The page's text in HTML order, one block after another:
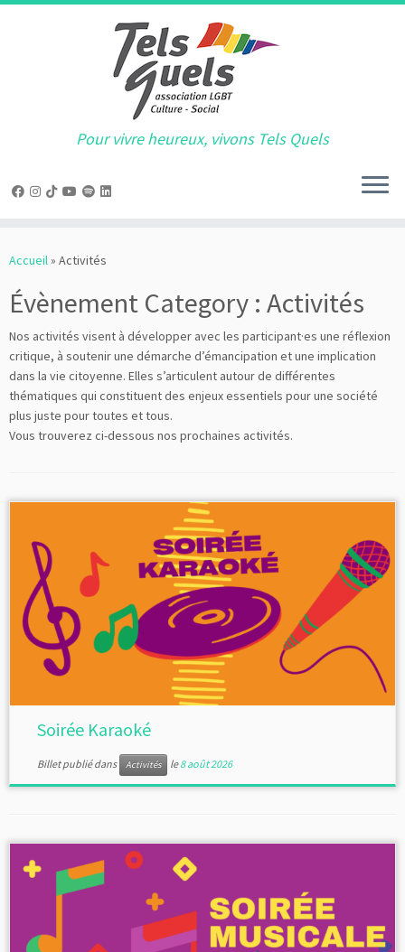
au
Pour vivre heureux, vivons Tels Quels
Accueil» Activités
Évènement Category : Activités
Nos activités visent à développer avec les participant·es une réflexion
critique, à soutenir une démarche d’émancipation et une implication
dans la vie citoyenne. Elles s’articulent autour de différentes
thématiques qui constituent des enjeux essentiels pour une société
plus juste pour toutes et tous.
Vous trouverez ci-dessous nos prochaines activités.
Soirée Karaoké
Billet publié dans Activités le8 août 2026